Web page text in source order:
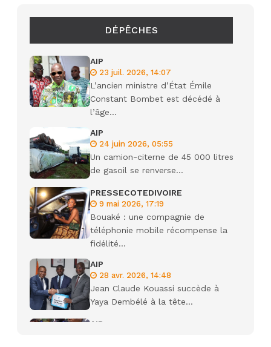
DÉPÊCHES
AIP
23 juil. 2026, 14:07
L’ancien ministre d’État Émile
Constant Bombet est décédé à
l’âge...
AIP
24 juin 2026, 05:55
Un camion-citerne de 45 000 litres
de gasoil se renverse...
PRESSECOTEDIVOIRE
9 mai 2026, 17:19
Bouaké : une compagnie de
téléphonie mobile récompense la
fidélité...
AIP
28 avr. 2026, 14:48
Jean Claude Kouassi succède à
Yaya Dembélé à la tête...
AIP